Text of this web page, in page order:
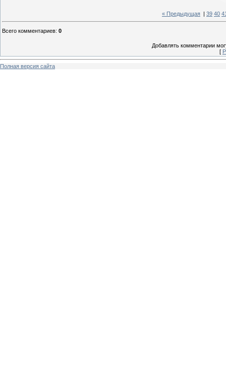
« Предыдущая 39 40
Всего комментариев: 0
Добавлять комментарии
[
Полная версия сайта